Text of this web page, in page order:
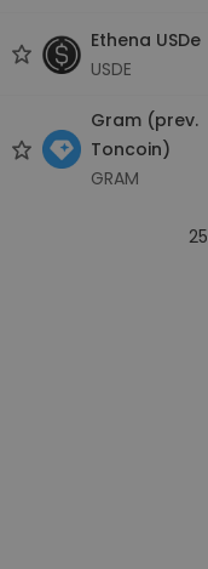
Ethena USDe
USDE
Gram (prev.
Toncoin)
GRAM
25